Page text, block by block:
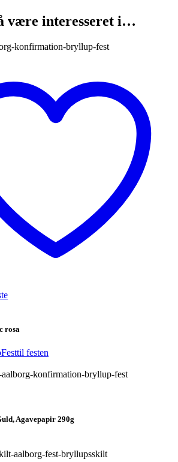
være interesseret i…
rosa
Festtil festen
Agavepapir 290g